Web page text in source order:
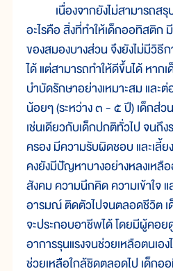
เนื่องจากยังไม่สามารถสรุป
อะไรคือ สิ่งที่ทำให้เด็กออทิสติ
ของสมองบางส่วน จึงยังไม่มีวิธี
ได้ แต่สามารถทำให้ดีขึ้นได้ หาก
บำบัดรักษาอย่างเหมาะสม และ
น้อยๆ (ระหว่าง ๓ - ๕ ปี) เด็กส่ว
เช่นเดียวกับเด็กปกติทั่วไป จน
ครอง มีความรับผิดชอบ และเลี้
คงยังมีปัญหาบางอย่างหลงเหลื
สังคม ความนึกคิด ความเข้าใจ
อารมณ์ ติดตัวไปจนตลอดชีวิต
จะประกอบอาชีพได้ โดยมีผู้คอ
อาการรุนแรงจนช่วยเหลือตนเ
ช่วยเหลือใกล้ชิดตลอดไป เด็กอ